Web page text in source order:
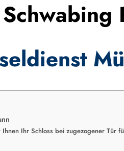
Ihr Schloss bei zugezogener